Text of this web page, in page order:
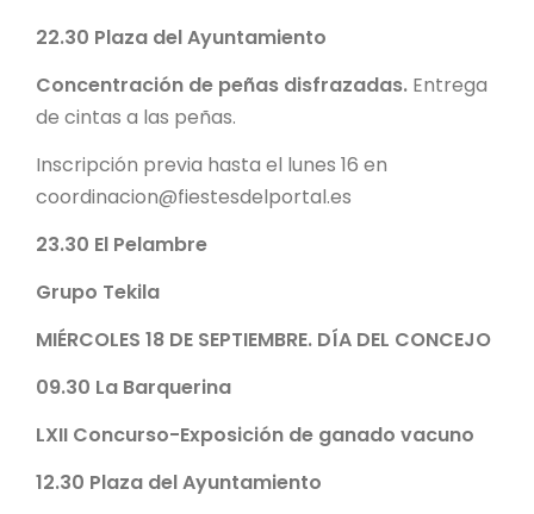
22.30 Plaza del Ayuntamiento
Concentración de peñas disfrazadas. Entrega
de cintas a las peñas.
Inscripción previa hasta el lunes 16 en
coordinacion@fiestesdelportal.es
23.30 El Pelambre
Grupo Tekila
MIÉRCOLES 18 DE SEPTIEMBRE. DÍA DEL CONCEJO
09.30 La Barquerina
LXII Concurso-Exposición de ganado vacuno
12.30 Plaza del Ayuntamiento